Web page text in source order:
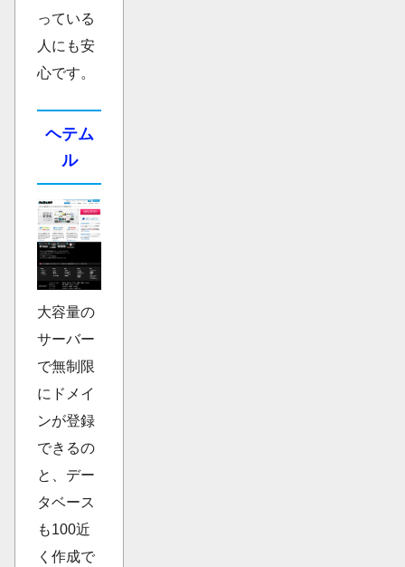
っている
人にも安
心です。
ヘテム
ル
大容量の
サーバー
で無制限
にドメイ
ンが登録
できるの
と、デー
タベース
も100近
く作成で